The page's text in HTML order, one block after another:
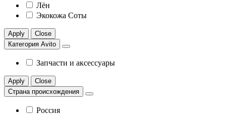
Лён
Экокожа Соты
Apply
Close
Категория Avito
Запчасти и аксессуары
Apply
Close
Страна происхождения
Россия